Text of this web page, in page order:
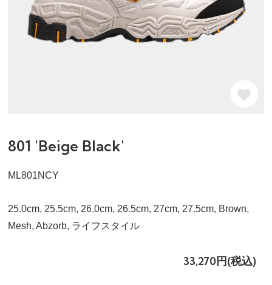
801 'Beige Black'
ML801NCY
25.0cm, 25.5cm, 26.0cm, 26.5cm, 27cm, 27.5cm, Brown,
Mesh, Abzorb, ライフスタイル
33,270円(税込)